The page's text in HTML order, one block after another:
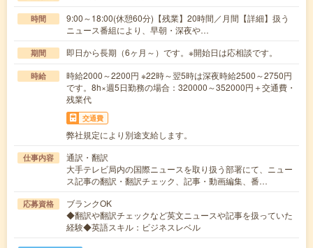
時間
9:00～18:00(休憩60分)【残業】20時間／月間【詳細】扱う
ニュース番組により、早朝・深夜や…
期間 即日から長期（6ヶ月～）です。※開始日は応相談です。
時給
時給2000～2200円 ※22時～翌5時は深夜時給2500～2750円
です。8h×週5日勤務の場合：320000～352000円＋交通費・
残業代
交通費
弊社規定により別途支給します。
仕事内容
通訳・翻訳
大手テレビ局内の国際ニュースを取り扱う部署にて、ニュー
ス記事の翻訳・翻訳チェック、記事・動画編集、番…
応募資格
ブランクOK
◆翻訳や翻訳チェックなど英文ニュースや記事を扱っていた
経験◆英語スキル：ビジネスレベル